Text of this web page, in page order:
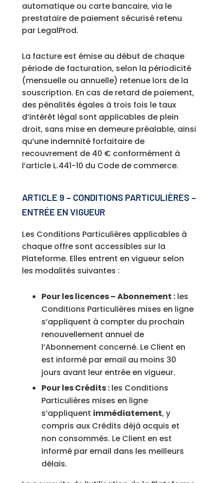
automatique ou carte bancaire, via le
prestataire de paiement sécurisé retenu
par LegalProd.
La facture est émise au début de chaque
période de facturation, selon la périodicité
(mensuelle ou annuelle) retenue lors de la
souscription. En cas de retard de paiement,
des pénalités égales à trois fois le taux
d’intérêt légal sont applicables de plein
droit, sans mise en demeure préalable, ainsi
qu’une indemnité forfaitaire de
recouvrement de 40 € conformément à
l’article L.441-10 du Code de commerce.
ARTICLE 9 – CONDITIONS PARTICULIÈRES –
ENTRÉE EN VIGUEUR
Les Conditions Particulières applicables à
chaque offre sont accessibles sur la
Plateforme. Elles entrent en vigueur selon
les modalités suivantes :
Pour les licences – Abonnement :les
Conditions Particulières mises en ligne
s’appliquent à compter du prochain
renouvellement annuel de
l’Abonnement concerné. Le Client en
est informé par email au moins 30
jours avant leur entrée en vigueur.
Pour les Crédits :les Conditions
Particulières mises en ligne
s’appliquent immédiatement, y
compris aux Crédits déjà acquis et
non consommés. Le Client en est
informé par email dans les meilleurs
délais.